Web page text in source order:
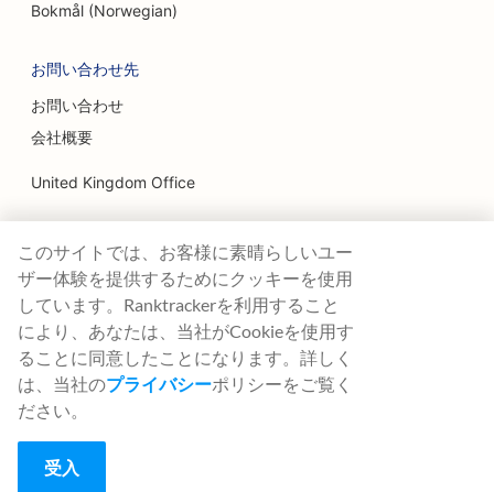
Bokmål (Norwegian)
お問い合わせ先
お問い合わせ
会社概要
United Kingdom Office
Ranktracker Ltd
144A Clerkenwell Rd
London, EC1R 5DF
Company No: 08820809
felix@ranktracker.com
2015 -
このサイトでは、お客様に素晴らしいユー
ザー体験を提供するためにクッキーを使用
しています。Ranktrackerを利用すること
により、あなたは、当社がCookieを使用す
ることに同意したことになります。詳しく
は、当社のプライバシーポリシーをご覧く
ださい。
受入